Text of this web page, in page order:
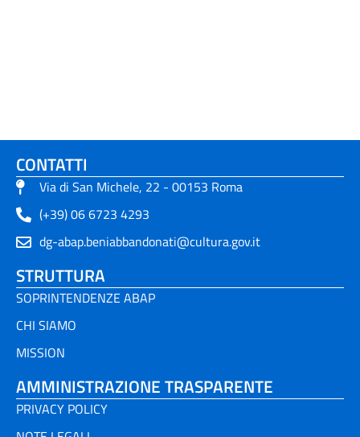
CONTATTI
Via di San Michele, 22 - 00153 Roma
(+39) 06 6723 4293
dg-abap.beniabbandonati@cultura.gov.it
STRUTTURA
SOPRINTENDENZE ABAP
CHI SIAMO
MISSION
AMMINISTRAZIONE TRASPARENTE
PRIVACY POLICY